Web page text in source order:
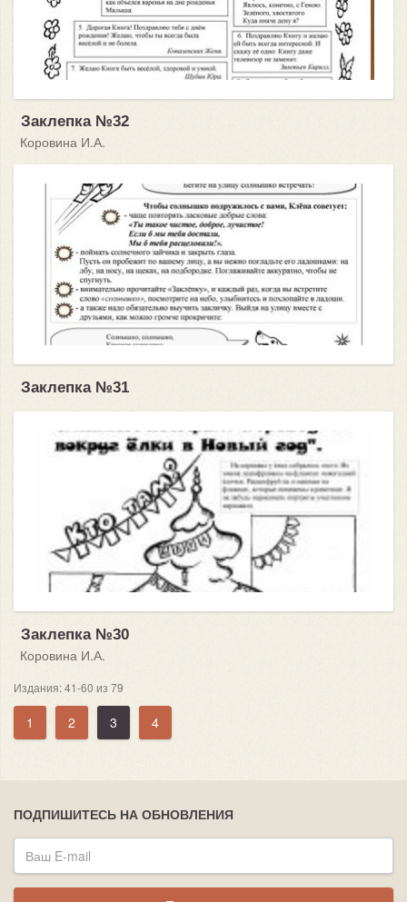
Заклепка №32
Коровина И.А.
Заклепка №31
Заклепка №30
Коровина И.А.
Издания: 41-60 из 79
1 2 3 4
ПОДПИШИТЕСЬ НА ОБНОВЛЕНИЯ